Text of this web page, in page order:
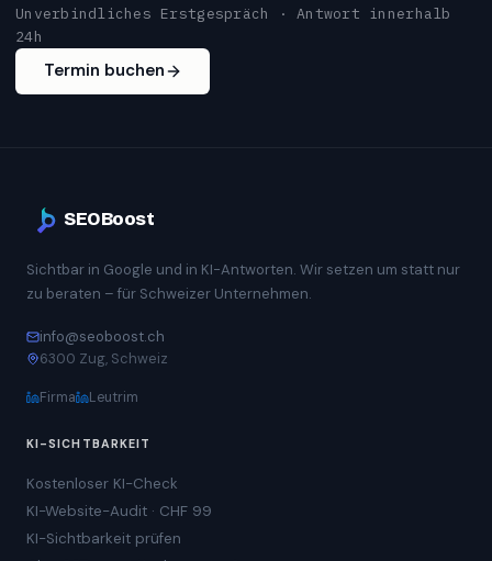
Unverbindliches Erstgespräch · Antwort innerhalb
24h
Termin buchen
SEOBoost
Sichtbar in Google und in KI-Antworten. Wir setzen um statt nur
zu beraten – für Schweizer Unternehmen.
info@seoboost.ch
6300 Zug, Schweiz
Firma Leutrim
KI-SICHTBARKEIT
Kostenloser KI-Check
KI-Website-Audit · CHF 99
KI-Sichtbarkeit prüfen